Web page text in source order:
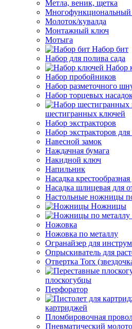
Метла, веник, щетка
Многофункциональный
Молоток/кувалда
Монтажный ключ
Мотыга
Набор бит
Набор для полива сада
Набор
Набор пробойников
Набор разметочного
Набор торцевых
шестигранных ключей
Набор экстракторов
Набор экстракторов
Навесной замок
Наждачная бумага
Накидной ключ
Напильник
Насадка
Насадка шлицевая для
Настольные ножницы
Ножницы
Ножовка
Ножовка по металлу
Огранайзер для
Опрыскиватель для
Отвертка Torx
плоскогубцы
Перфоратор
картриджей
Пломбировочная
Пневматический